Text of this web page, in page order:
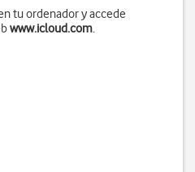
tu ordenador y accede
www.icloud.com.